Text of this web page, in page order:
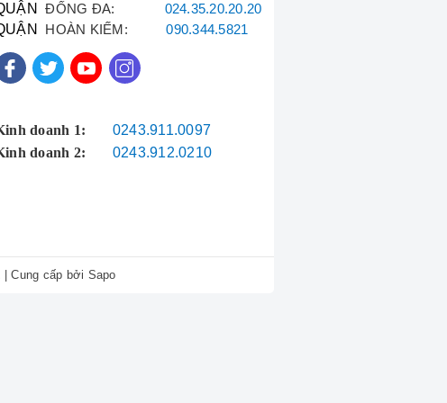
cẩn thận, giải thích rõ ràng về
ĐỐNG ĐA: 024.35.20.20.20
HOÀN KIẾM:090.344.5821
doanh 1:
0243.911.0097
doanh 2:
0243.912.0210
Cung cấp bởi Sapo